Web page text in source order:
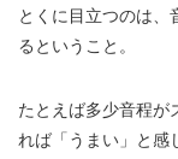
とくに目立つのは、
るということ。
たとえば多少音程が
れば「うまい」と感